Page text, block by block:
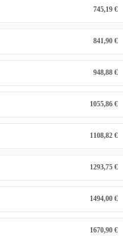
745,19 €
841,90 €
948,88 €
1055,86 €
1108,82 €
1293,75 €
1494,00 €
1670,90 €